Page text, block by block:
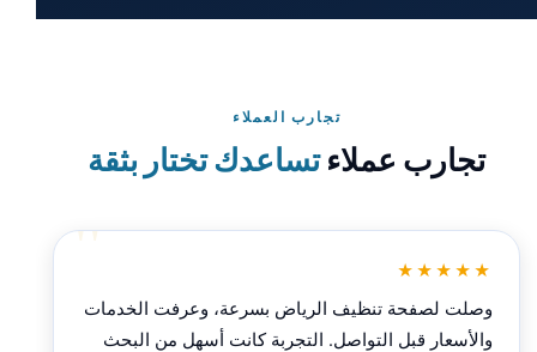
تجارب العملاء
تجارب عملاءتساعدك تختار بثقة
★★★★★
وصلت لصفحة تنظيف الرياض بسرعة، وعرفت الخدمات
والأسعار قبل التواصل. التجربة كانت أسهل من البحث